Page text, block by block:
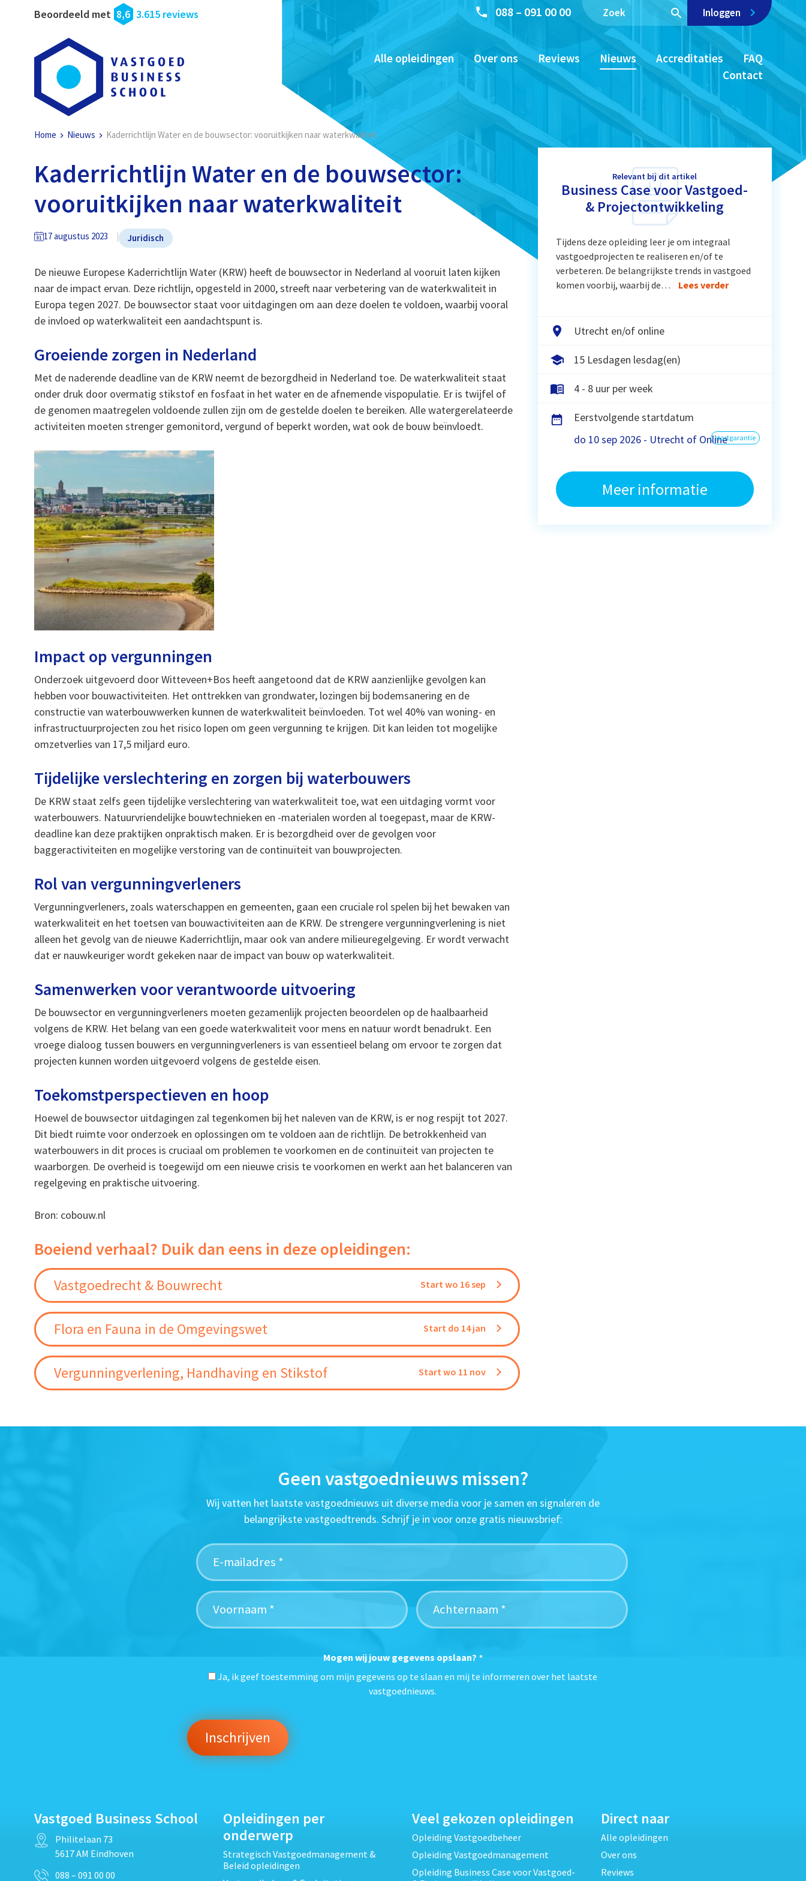
Beoordeeld met 8,6 3.615 reviews 088 – 091 00 00 Inloggen
Alle opleidingen Over ons Reviews Nieuws Accreditaties
FAQ
Contact
Home Nieuws Kaderrichtlijn Water en de bouwsector: vooruitkijken naar waterkwaliteit
Kaderrichtlijn Water en de bouwsector:
vooruitkijken naar waterkwaliteit
17 augustus 2023 Juridisch
De nieuwe Europese Kaderrichtlijn Water (KRW) heeft de bouwsector in Nederland al vooruit laten kijken
naar de impact ervan. Deze richtlijn, opgesteld in 2000, streeft naar verbetering van de waterkwaliteit in
Europa tegen 2027. De bouwsector staat voor uitdagingen om aan deze doelen te voldoen, waarbij vooral
de invloed op waterkwaliteit een aandachtspunt is.
Groeiende zorgen in Nederland
Met de naderende deadline van de KRW neemt de bezorgdheid in Nederland toe. De waterkwaliteit staat
onder druk door overmatig stikstof en fosfaat in het water en de afnemende vispopulatie. Er is twijfel of
de genomen maatregelen voldoende zullen zijn om de gestelde doelen te bereiken. Alle watergerelateerde
activiteiten moeten strenger gemonitord, vergund of beperkt worden, wat ook de bouw beïnvloedt.
Impact op vergunningen
Onderzoek uitgevoerd door Witteveen+Bos heeft aangetoond dat de KRW aanzienlijke gevolgen kan
hebben voor bouwactiviteiten. Het onttrekken van grondwater, lozingen bij bodemsanering en de
constructie van waterbouwwerken kunnen de waterkwaliteit beïnvloeden. Tot wel 40% van woning- en
infrastructuurprojecten zou het risico lopen om geen vergunning te krijgen. Dit kan leiden tot mogelijke
omzetverlies van 17,5 miljard euro.
Tijdelijke verslechtering en zorgen bij waterbouwers
De KRW staat zelfs geen tijdelijke verslechtering van waterkwaliteit toe, wat een uitdaging vormt voor
waterbouwers. Natuurvriendelijke bouwtechnieken en -materialen worden al toegepast, maar de KRW-
deadline kan deze praktijken onpraktisch maken. Er is bezorgdheid over de gevolgen voor
baggeractiviteiten en mogelijke verstoring van de continuïteit van bouwprojecten.
Rol van vergunningverleners
Vergunningverleners, zoals waterschappen en gemeenten, gaan een cruciale rol spelen bij het bewaken van
waterkwaliteit en het toetsen van bouwactiviteiten aan de KRW. De strengere vergunningverlening is niet
alleen het gevolg van de nieuwe Kaderrichtlijn, maar ook van andere milieuregelgeving. Er wordt verwacht
dat er nauwkeuriger wordt gekeken naar de impact van bouw op waterkwaliteit.
Samenwerken voor verantwoorde uitvoering
De bouwsector en vergunningverleners moeten gezamenlijk projecten beoordelen op de haalbaarheid
volgens de KRW. Het belang van een goede waterkwaliteit voor mens en natuur wordt benadrukt. Een
vroege dialoog tussen bouwers en vergunningverleners is van essentieel belang om ervoor te zorgen dat
projecten kunnen worden uitgevoerd volgens de gestelde eisen.
Toekomstperspectieven en hoop
Hoewel de bouwsector uitdagingen zal tegenkomen bij het naleven van de KRW, is er nog respijt tot 2027.
Dit biedt ruimte voor onderzoek en oplossingen om te voldoen aan de richtlijn. De betrokkenheid van
waterbouwers in dit proces is cruciaal om problemen te voorkomen en de continuïteit van projecten te
waarborgen. De overheid is toegewijd om een nieuwe crisis te voorkomen en werkt aan het balanceren van
regelgeving en praktische uitvoering.
Bron: cobouw.nl
Boeiend verhaal? Duik dan eens in deze opleidingen:
Vastgoedrecht & Bouwrecht Start wo 16 sep
Flora en Fauna in de Omgevingswet Start do 14 jan
Vergunningverlening, Handhaving en Stikstof Start wo 11 nov
Relevant bij dit artikel
Business Case voor Vastgoed-
& Projectontwikkeling
Tijdens deze opleiding leer je om integraal
vastgoedprojecten te realiseren en/of te
verbeteren. De belangrijkste trends in vastgoed
komen voorbij, waarbij de…
Lees verder
Utrecht en/of online
15 Lesdagen lesdag(en)
4 - 8 uur per week
Eerstvolgende startdatum
do 10 sep 2026 - Utrecht of Onlinestartgarantie
Meer informatie
Geen vastgoednieuws missen?
Wij vatten het laatste vastgoednieuws uit diverse media voor je samen en signaleren de
belangrijkste vastgoedtrends. Schrijf je in voor onze gratis nieuwsbrief:
Mogen wij jouw gegevens opslaan? *
Ja, ik geef toestemming om mijn gegevens op te slaan en mij te informeren over het laatste
vastgoednieuws.
Vastgoed Business School
Philitelaan 73
5617 AM Eindhoven
088 – 091 00 00
Opleidingen per
onderwerp
Strategisch Vastgoedmanagement &
Beleid opleidingen
Veel gekozen opleidingen
Opleiding Vastgoedbeheer
Opleiding Vastgoedmanagement
Opleiding Business Case voor Vastgoed-
Direct naar
Alle opleidingen
Over ons
Reviews